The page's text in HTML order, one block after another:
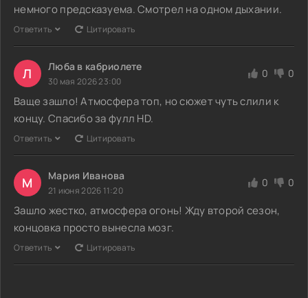
немного предсказуема. Смотрел на одном дыхании.
Ответить Цитировать
Л Люба в кабриолете
30 мая 2026 23:00
0 0
Ваще зашло! Атмосфера топ, но сюжет чуть слили к
концу. Спасибо за фулл HD.
Ответить Цитировать
М Мария Иванова
21 июня 2026 11:20
0 0
Зашло жестко, атмосфера огонь! Жду второй сезон,
концовка просто вынесла мозг.
Ответить Цитировать